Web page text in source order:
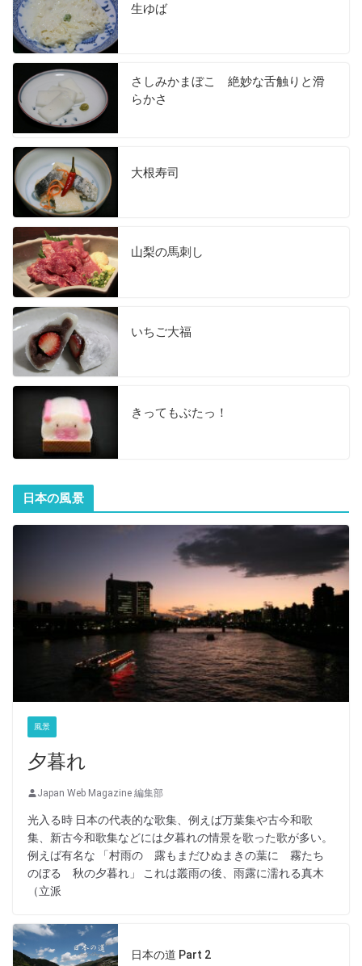
生ゆば
さしみかまぼこ 絶妙な舌触りと滑
らかさ
大根寿司
山梨の馬刺し
いちご大福
きってもぶたっ！
日本の風景
風景
夕暮れ
Japan Web Magazine 編集部
光入る時 日本の代表的な歌集、例えば万葉集や古今和歌
集、新古今和歌集などには夕暮れの情景を歌った歌が多い。
例えば有名な 「村雨の 露もまだひぬまきの葉に 霧たち
のぼる 秋の夕暮れ」 これは叢雨の後、雨露に濡れる真木
（立派
日本の道 Part 2